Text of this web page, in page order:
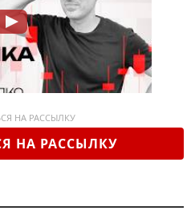
НА РАССЫЛКУ
НА РАССЫЛКУ